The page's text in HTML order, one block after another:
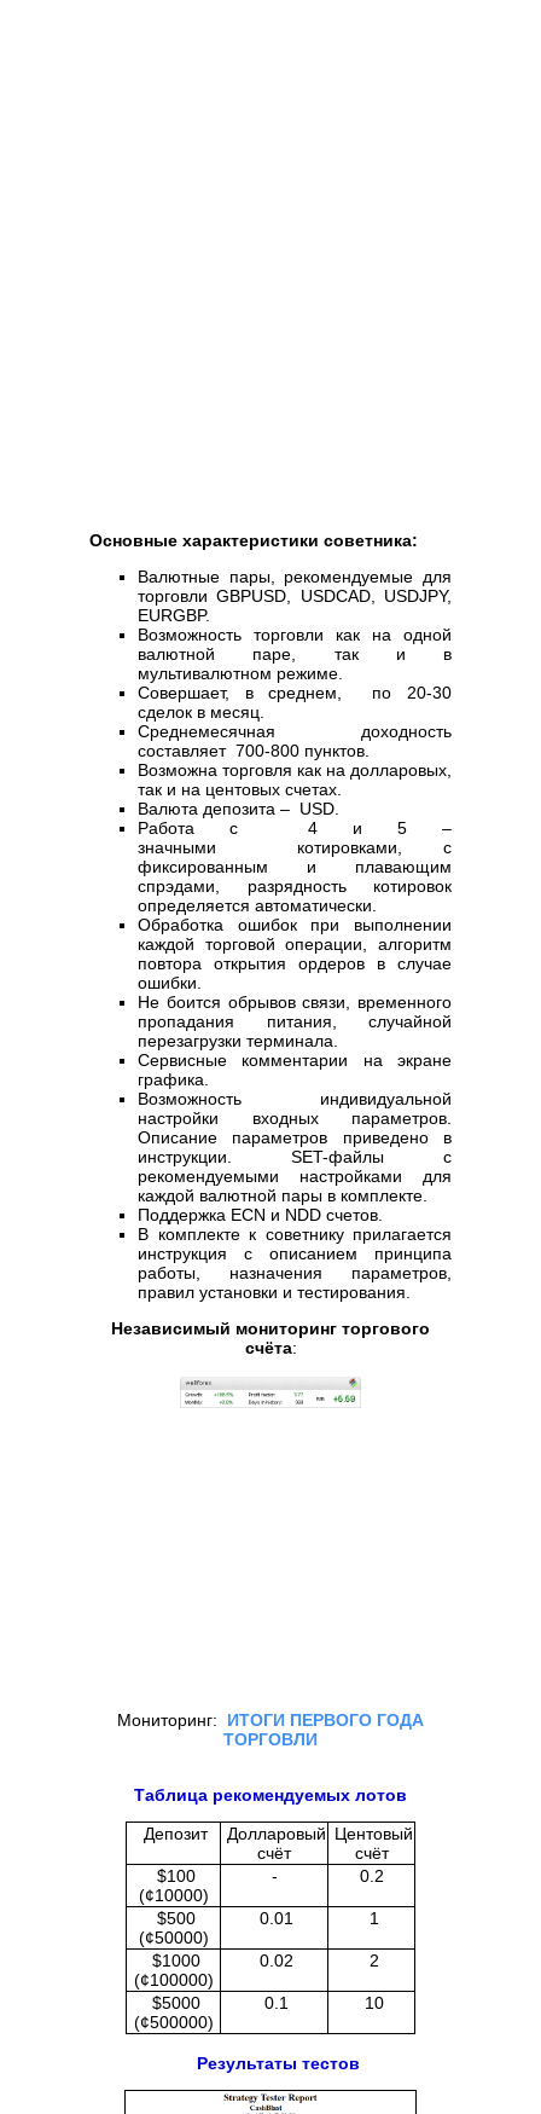
Основные характеристики советника:
Валютные пары, рекомендуемые для
торговли GBPUSD, USDCAD, USDJPY,
EURGBP.
Возможность торговли как на одной
валютной паре, так и в
мультивалютном режиме.
Совершает, в среднем, по 20-30
сделок в месяц.
Среднемесячная доходность
составляет 700-800 пунктов.
Возможна торговля как на долларовых,
так и на центовых счетах.
Валюта депозита – USD.
Работа с 4 и 5 –
значными котировками, с
фиксированным и плавающим
спрэдами, разрядность котировок
определяется автоматически.
Обработка ошибок при выполнении
каждой торговой операции, алгоритм
повтора открытия ордеров в случае
ошибки.
Не боится обрывов связи, временного
пропадания питания, случайной
перезагрузки терминала.
Сервисные комментарии на экране
графика.
Возможность индивидуальной
настройки входных параметров.
Описание параметров приведено в
инструкции. SET-файлы с
рекомендуемыми настройками для
каждой валютной пары в комплекте.
Поддержка ECN и NDD счетов.
В комплекте к советнику прилагается
инструкция с описанием принципа
работы, назначения параметров,
правил установки и тестирования.
Независимый мониторинг торгового
счёта:
Мониторинг: ИТОГИ ПЕРВОГО ГОДА
ТОРГОВЛИ
Таблица рекомендуемых лотов
Депозит
Долларовый
счёт
Центовый
счёт
$100
(¢10000)
- 0.2
$500
(¢50000)
0.01 1
$1000
(¢100000)
0.02 2
$5000
(¢500000)
0.1 10
Результаты тестов